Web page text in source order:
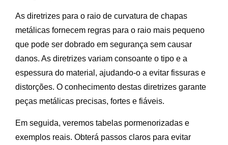
As diretrizes para o raio de curvatura de chapas
metálicas fornecem regras para o raio mais pequeno
que pode ser dobrado em segurança sem causar
danos. As diretrizes variam consoante o tipo e a
espessura do material, ajudando-o a evitar fissuras e
distorções. O conhecimento destas diretrizes garante
peças metálicas precisas, fortes e fiáveis.
Em seguida, veremos tabelas pormenorizadas e
exemplos reais. Obterá passos claros para evitar